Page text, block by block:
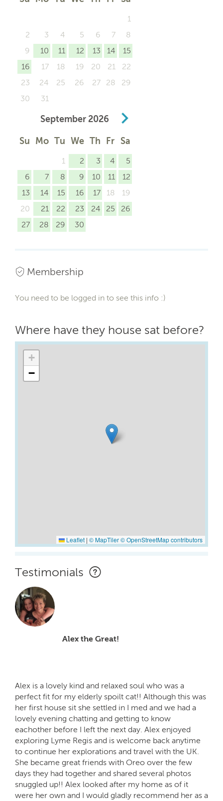
1
2
3 4 5 6 7
8
9
10 11 12 13 14
15
16
17 18 19 20 21
22
23
24 25 26 27 28
29
30
31
September 2026
Su Mo Tu We Th Fr Sa
1 2 3 4
5
6
7 8 9 10 11
12
13
14 15 16 17 18
19
20
21 22 23 24 25
26
27
28 29 30
Membership
You need to be logged in to see this info :)
Where have they house sat before?
+
−
Leaflet | © MapTiler© OpenStreetMap contributors
Testimonials
Alex the Great!
Alex is a lovely kind and relaxed soul who was a
perfect fit for my elderly spoilt cat!! Although this was
her first house sit she settled in I med and we had a
lovely evening chatting and getting to know
eachother before I left the next day. Alex enjoyed
exploring Lyme Regis and is welcome back anytime
to continue her explorations and travel with the UK.
She became great friends with Oreo over the few
days they had together and shared several photos
snuggled up!! Alex looked after my home as of it
were her own and I would gladly recommend her as a